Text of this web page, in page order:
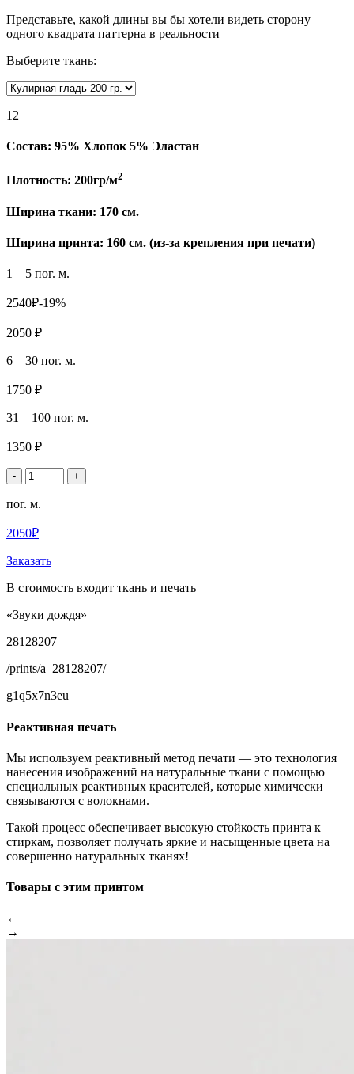
Представьте, какой длины вы бы хотели видеть сторону
одного квадрата паттерна в реальности
Выберите ткань:
12
Состав: 95% Хлопок 5% Эластан
Плотность: 200гр/м2
Ширина ткани: 170 см.
Ширина принта: 160 см. (из-за крепления при печати)
1 – 5 пог. м.
2540₽-19%
2050 ₽
6 – 30 пог. м.
1750 ₽
31 – 100 пог. м.
1350 ₽
- +
пог. м.
2050₽
Заказать
В стоимость входит ткань и печать
«Звуки дождя»
28128207
/prints/a_28128207/
g1q5x7n3eu
Реактивная печать
Мы используем реактивный метод печати — это технология
нанесения изображений на натуральные ткани с помощью
специальных реактивных красителей, которые химически
связываются с волокнами.
Такой процесс обеспечивает высокую стойкость принта к
стиркам, позволяет получать яркие и насыщенные цвета на
совершенно натуральных тканях!
Товары с этим принтом
←
→